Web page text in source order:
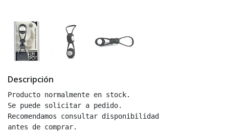
Descripción
Producto normalmente en stock.
Se puede solicitar a pedido.
Recomendamos consultar disponibilidad
antes de comprar.